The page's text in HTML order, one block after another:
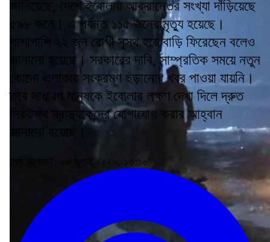
জানিয়েছে, দেশে ইবোলায় আক্রান্তের সংখ্যা দাঁড়িয়েছে
৫৯৮ জনে। এ পর্যন্ত ১১৫ জনের মৃত্যু হয়েছে।
পাশাপাশি ২২ জন রোগী সুস্থ হয়ে বাড়ি ফিরেছেন বলেও
জানানো হয়েছে। সরকারের দাবি, সাম্প্রতিক সময়ে নতুন
কোনো এলাকায় সংক্রমণ ছড়ানোর খবর পাওয়া যায়নি।
তবে সাধারণ মানুষকে ইবোলার লক্ষণ দেখা দিলে দ্রুত
নিকটস্থ স্বাস্থ্যকেন্দ্রে যোগাযোগ করার আহ্বান
জানানো হয়েছে।
শেষ আপডেট: ২৯ জুলাই ২০২৬, ১৩:১৬